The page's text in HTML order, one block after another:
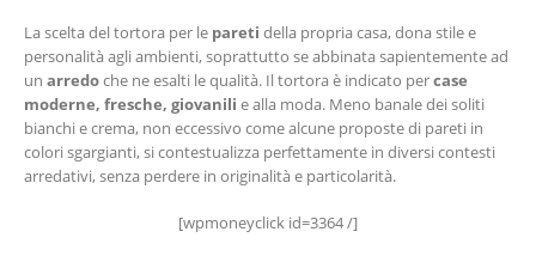
La scelta del tortora per le pareti della propria casa, dona stile e
personalità agli ambienti, soprattutto se abbinata sapientemente ad
un arredoche ne esalti le qualità. Il tortora è indicato percase
moderne, fresche, giovanili e alla moda. Meno banale dei soliti
bianchi e crema, non eccessivo come alcune proposte di pareti in
colori sgargianti, si contestualizza perfettamente in diversi contesti
arredativi, senza perdere in originalità e particolarità.
[wpmoneyclick id=3364 /]